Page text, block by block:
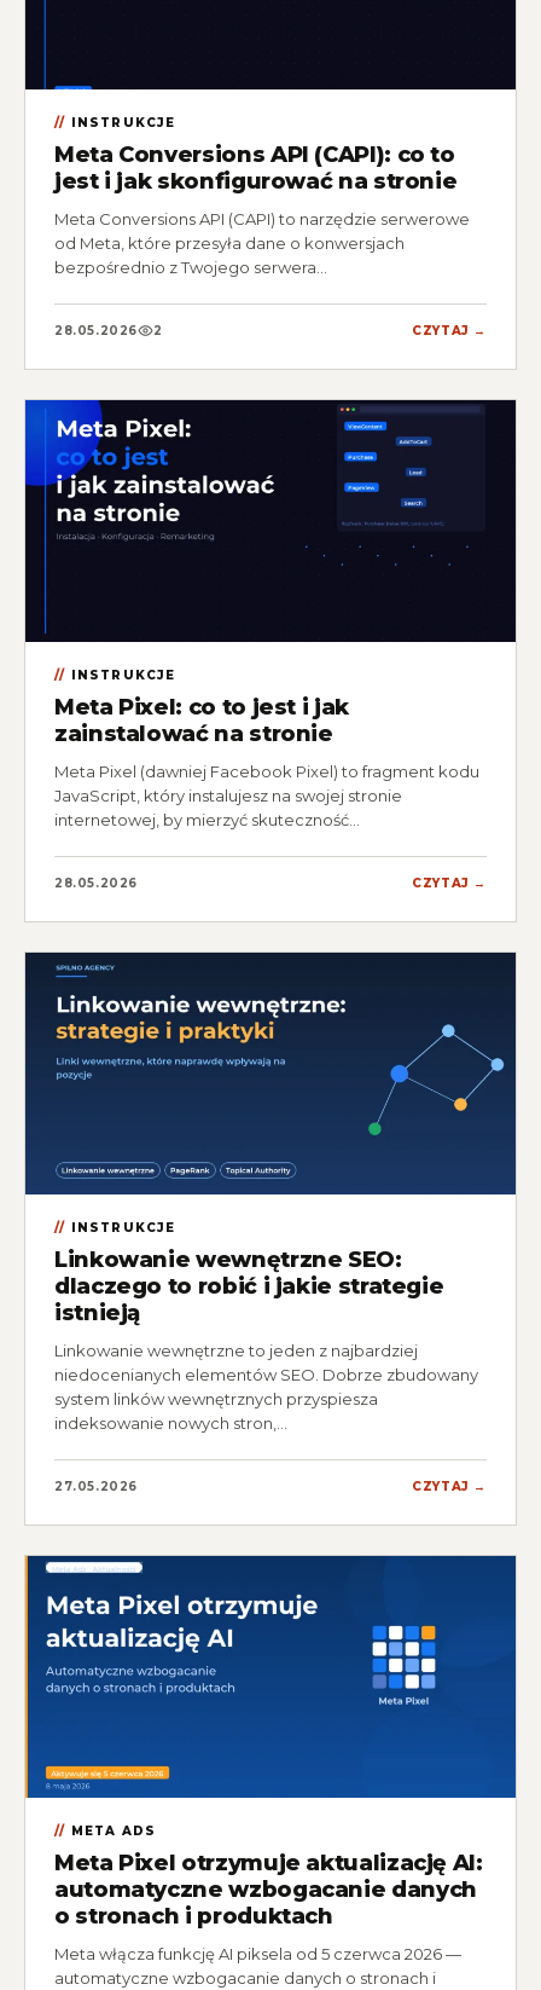
INSTRUKCJE
Meta Conversions API (CAPI): co to
jest i jak skonfigurować na stronie
Meta Conversions API (CAPI) to narzędzie serwerowe
od Meta, które przesyła dane o konwersjach
bezpośrednio z Twojego serwera…
28.05.2026 2 CZYTAJ →
INSTRUKCJE
Meta Pixel: co to jest i jak
zainstalować na stronie
Meta Pixel (dawniej Facebook Pixel) to fragment kodu
JavaScript, który instalujesz na swojej stronie
internetowej, by mierzyć skuteczność…
28.05.2026 CZYTAJ →
INSTRUKCJE
Linkowanie wewnętrzne SEO:
dlaczego to robić i jakie strategie
istnieją
Linkowanie wewnętrzne to jeden z najbardziej
niedocenianych elementów SEO. Dobrze zbudowany
system linków wewnętrznych przyspiesza
indeksowanie nowych stron,…
27.05.2026 CZYTAJ →
META ADS
Meta Pixel otrzymuje aktualizację AI:
automatyczne wzbogacanie danych
o stronach i produktach
Meta włącza funkcję AI piksela od 5 czerwca 2026 —
automatyczne wzbogacanie danych o stronach i